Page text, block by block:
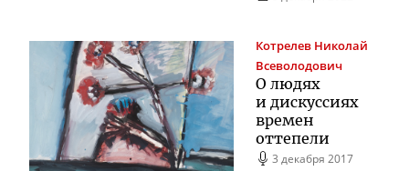
Котрелев Николай
Всеволодович
О людях
и дискуссиях
времен
оттепели
3 декабря 2017